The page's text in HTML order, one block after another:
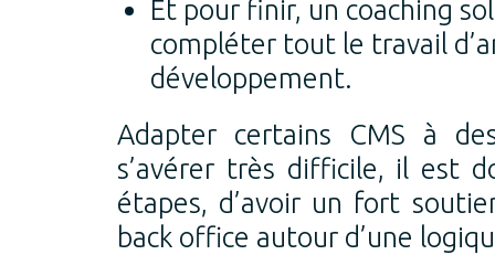
Et pour finir, un coaching
compléter tout le travail
développement.
Adapter certains CMS à
s’avérer très difficile, il est
étapes, d’avoir un fort
back office autour d’une